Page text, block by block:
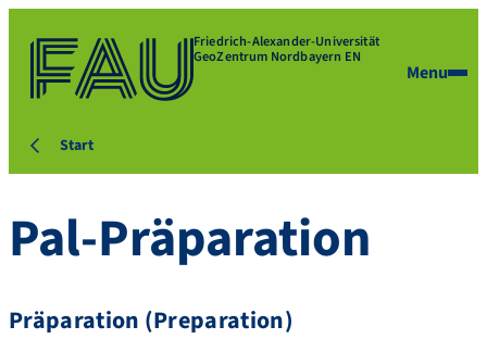
Friedrich-Alexander-Universität
GeoZentrum Nordbayern EN
Menu
Start
Pal-Präparation
Präparation (Preparation)